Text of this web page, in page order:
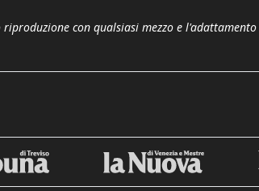
con qualsiasi mezzo e